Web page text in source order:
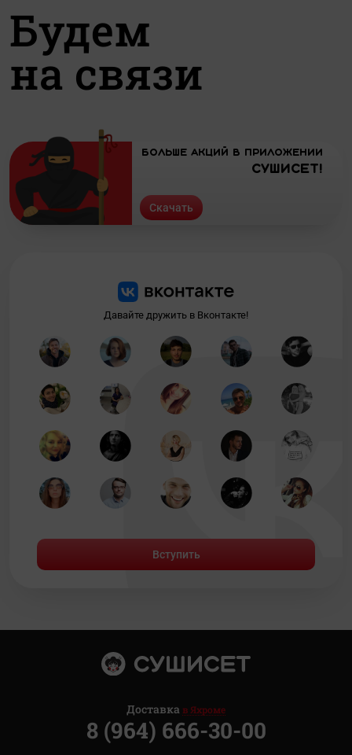
Давайте дружить в Вконтакте!
Вступить
Будем
на связи
Больше акций в приложении
СУШИСЕТ!
Скачать
Доставкав Яхроме
8 (964) 666-30-00